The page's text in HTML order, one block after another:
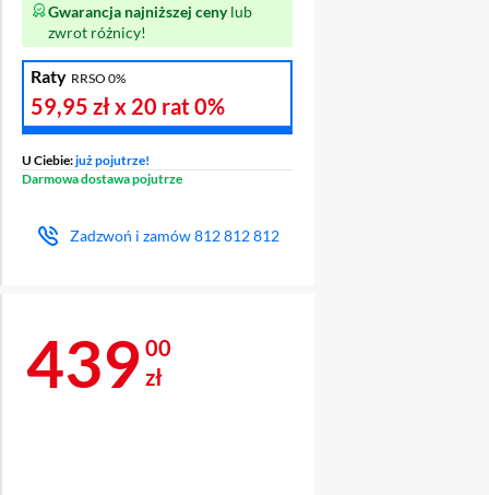
Gwarancja najniższej cenylub
zwrot różnicy!
Raty RRSO 0%
59,95 złx 20 rat0%
U Ciebie:już pojutrze!
Darmowa dostawa pojutrze
Zadzwoń i zamów812 812 812
Cena 439 zł
439 00
zł